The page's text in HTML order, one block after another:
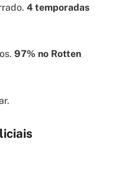
4 temporadas
97% no Rotten